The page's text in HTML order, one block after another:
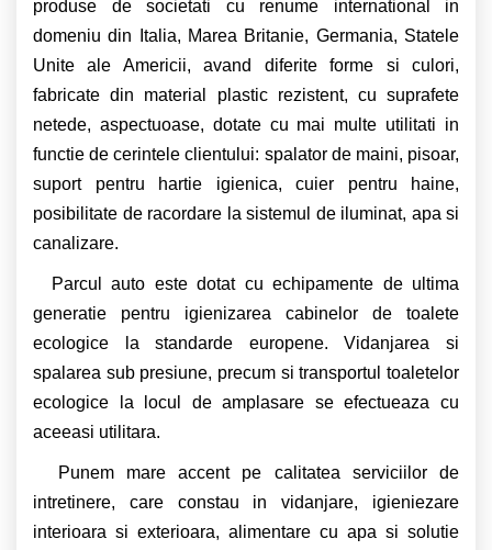
produse de societati cu renume international in
domeniu din Italia, Marea Britanie, Germania, Statele
Unite ale Americii, avand diferite forme si culori,
fabricate din material plastic rezistent, cu suprafete
netede, aspectuoase, dotate cu mai multe utilitati in
functie de cerintele clientului: spalator de maini, pisoar,
suport pentru hartie igienica, cuier pentru haine,
posibilitate de racordare la sistemul de iluminat, apa si
canalizare.
Parcul auto este dotat cu echipamente de ultima
generatie pentru igienizarea cabinelor de toalete
ecologice la standarde europene. Vidanjarea si
spalarea sub presiune, precum si transportul toaletelor
ecologice la locul de amplasare se efectueaza cu
aceeasi utilitara.
Punem mare accent pe calitatea serviciilor de
intretinere, care constau in vidanjare, igieniezare
interioara si exterioara, alimentare cu apa si solutie